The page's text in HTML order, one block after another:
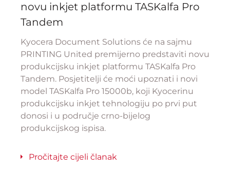
novu inkjet platformu TASKalfa Pro
Tandem
Kyocera Document Solutions će na sajmu
PRINTING United premijerno predstaviti novu
produkcijsku inkjet platformu TASKalfa Pro
Tandem. Posjetitelji će moći upoznati i novi
model TASKalfa Pro 15000b, koji Kyocerinu
produkcijsku inkjet tehnologiju po prvi put
donosi i u područje crno-bijelog
produkcijskog ispisa.
Pročitajte cijeli članak